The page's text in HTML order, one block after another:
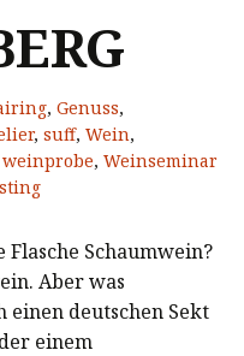
, Genuss,
, suff, Wein,
weinprobe, Weinseminar
Flasche Schaumwein?
Aber was
deutschen Sekt
einem